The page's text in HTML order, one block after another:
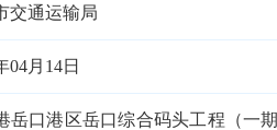
交通运输局
04月14日
岳口港区岳口综合码头工程（一